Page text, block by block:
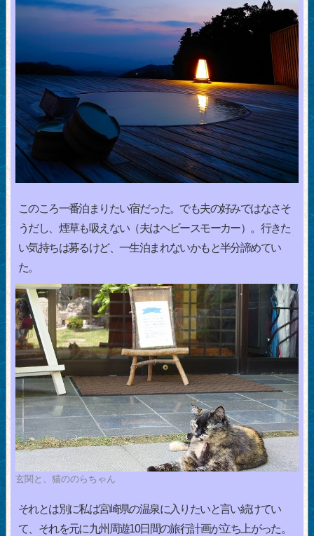
このころ一番泊まりたい宿だった。でも夫の好みではなさそ
うだし、煙草も吸えない（夫はヘビースモーカー）。行きた
い気持ちは募るけど、一生泊まれないかもと半分諦めてい
た。
玄関と、猫ののらちゃん
それとは別に私は宮崎県の温泉に入りたいと言い続けてい
て、それを元に九州周遊10日間の旅行計画が立ち上がった。